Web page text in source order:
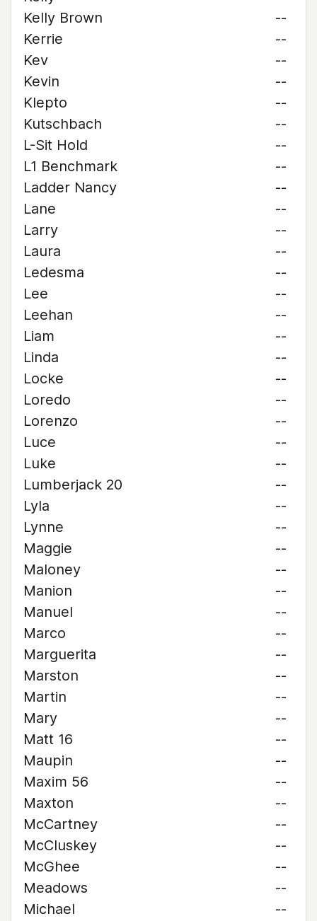
Kelly Brown
--
Kerrie
--
Kev
--
Kevin
--
Klepto
--
Kutschbach
--
L-Sit Hold
--
L1 Benchmark
--
Ladder Nancy
--
Lane
--
Larry
--
Laura
--
Ledesma
--
Lee
--
Leehan
--
Liam
--
Linda
--
Locke
--
Loredo
--
Lorenzo
--
Luce
--
Luke
--
Lumberjack 20
--
Lyla
--
Lynne
--
Maggie
--
Maloney
--
Manion
--
Manuel
--
Marco
--
Marguerita
--
Marston
--
Martin
--
Mary
--
Matt 16
--
Maupin
--
Maxim 56
--
Maxton
--
McCartney
--
McCluskey
--
McGhee
--
Meadows
--
Michael
--